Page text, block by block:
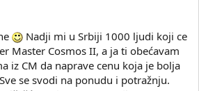
Nadji mi u Srbiji 1000 ljudi koji ce
Master Cosmos II, a ja ti obećavam
iz CM da naprave cenu koja je bolja
Sve se svodi na ponudu i potražnju.